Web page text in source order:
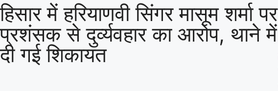
हिसार में हरियाणवी सिंगर मासूम शर्मा पर
प्रशंसक से दुर्व्यवहार का आरोप, थाने में
दी गई शिकायत